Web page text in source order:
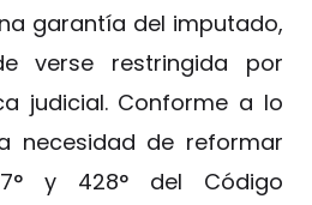
garantía del imputado,
verse restringida por
judicial. Conforme a lo
necesidad de reformar
y 428° del Código